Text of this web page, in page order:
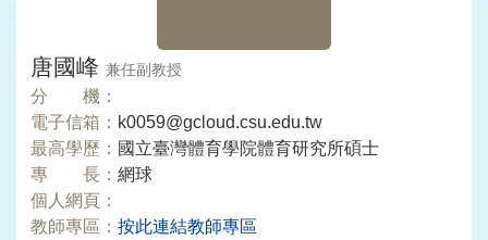
唐國峰 兼任副教授
分 機：
電子信箱： k0059@gcloud.csu.edu.tw
最高學歷： 國立臺灣體育學院體育研究所碩士
專 長： 網球
個人網頁：
教師專區： 按此連結教師專區